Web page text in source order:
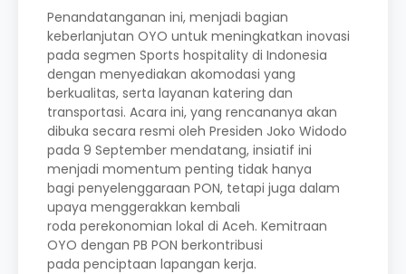
Penandatanganan ini, menjadi bagian
keberlanjutan OYO untuk meningkatkan inovasi
pada segmen Sports hospitality di Indonesia
dengan menyediakan akomodasi yang
berkualitas, serta layanan katering dan
transportasi. Acara ini, yang rencananya akan
dibuka secara resmi oleh Presiden Joko Widodo
pada 9 September mendatang, insiatif ini
menjadi momentum penting tidak hanya
bagi penyelenggaraan PON, tetapi juga dalam
upaya menggerakkan kembali
roda perekonomian lokal di Aceh. Kemitraan
OYO dengan PB PON berkontribusi
pada penciptaan lapangan kerja.